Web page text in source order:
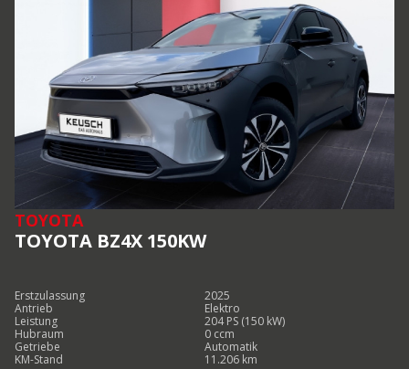
TOYOTA
TOYOTA BZ4X 150KW
Erstzulassung
2025
Antrieb
Elektro
Leistung
204 PS (150 kW)
Hubraum
0 ccm
Getriebe
Automatik
KM-Stand
11.206 km